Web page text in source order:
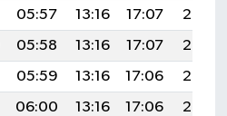
05:57 13:16 17:07
20:26
05:58 13:16 17:07
20:25
05:59 13:16 17:06
20:24
06:00 13:16 17:06
20:23